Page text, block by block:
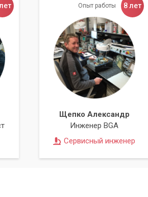
Опыт работы 8 лет
Щепко Александр
Инженер BGA
Сервисный инженер